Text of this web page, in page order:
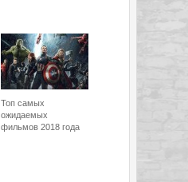
Топ самых
ожидаемых
фильмов 2018 года